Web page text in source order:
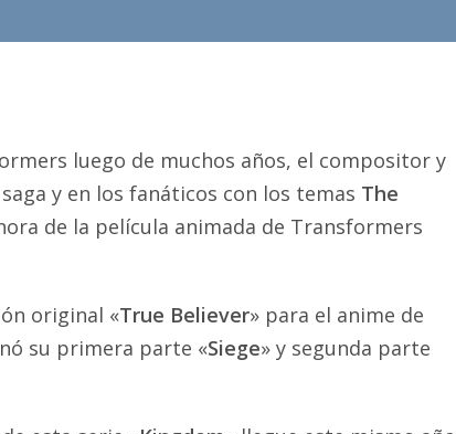
luego de muchos años, el compositor y
y en los fanáticos con los temas The
de la película animada de Transformers
original «True Believer» para el anime de
su primera parte «Siege» y segunda parte